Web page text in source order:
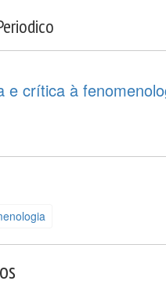
e crítica à